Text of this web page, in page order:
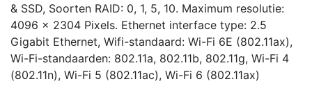
& SSD, Soorten RAID: 0, 1, 5, 10. Maximum resolutie:
4096 x 2304 Pixels. Ethernet interface type: 2.5
Gigabit Ethernet, Wifi-standaard: Wi-Fi 6E (802.11ax),
Wi-Fi-standaarden: 802.11a, 802.11b, 802.11g, Wi-Fi 4
(802.11n), Wi-Fi 5 (802.11ac), Wi-Fi 6 (802.11ax)